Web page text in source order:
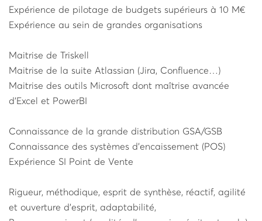
Expérience de pilotage de budgets supérieurs à 10 M€
Expérience au sein de grandes organisations
Maitrise de Triskell
Maitrise de la suite Atlassian (Jira, Confluence…)
Maitrise des outils Microsoft dont maîtrise avancée
d’Excel et PowerBI
Connaissance de la grande distribution GSA/GSB
Connaissance des systèmes d’encaissement (POS)
Expérience SI Point de Vente
Rigueur, méthodique, esprit de synthèse, réactif, agilité
et ouverture d’esprit, adaptabilité,